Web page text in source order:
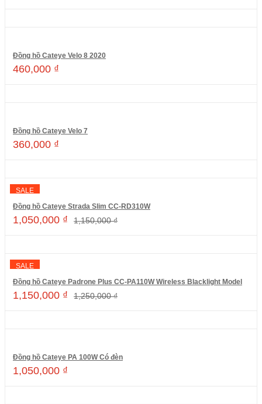
Đồng hồ Cateye Velo 8 2020
460,000 ₫
Đồng hồ Cateye Velo 7
360,000 ₫
SALE
Đồng hồ Cateye Strada Slim CC-RD310W
1,150,000₫
1,050,000 ₫
SALE
Đồng hồ Cateye Padrone Plus CC-PA110W Wireless Blacklight Model
1,250,000₫
1,150,000 ₫
Đồng hồ Cateye PA 100W Có đèn
1,050,000 ₫